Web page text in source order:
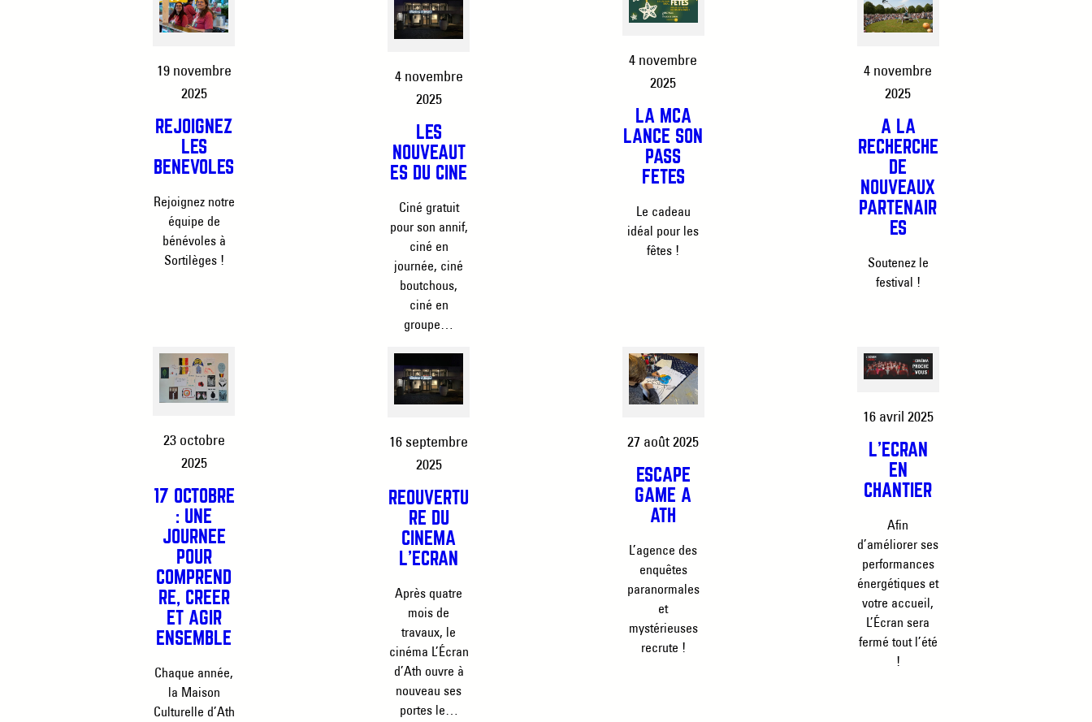
19 novembre
2025
REJOIGNEZ
LES
BÉNÉVOLES
Rejoignez notre
équipe de
bénévoles à
Sortilèges !
4 novembre
2025
LES
NOUVEAUT
ÉS DU CINÉ
Ciné gratuit
pour son annif,
ciné en
journée, ciné
boutchous,
ciné en
groupe…
4 novembre
2025
LA MCA
LANCE SON
PASS
FÊTES
Le cadeau
idéal pour les
fêtes !
4 novembre
2025
À LA
RECHERCHE
DE
NOUVEAUX
PARTENAIR
ES
Soutenez le
festival !
23 octobre
2025
17 OCTOBRE
: UNE
JOURNÉE
POUR
COMPREND
RE, CRÉER
ET AGIR
ENSEMBLE
Chaque année,
la Maison
Culturelle d’Ath
16 septembre
2025
RÉOUVERTU
RE DU
CINÉMA
L’ÉCRAN
Après quatre
mois de
travaux, le
cinéma L’Écran
d’Ath ouvre à
nouveau ses
portes le…
27 août 2025
ESCAPE
GAME À
ATH
L’agence des
enquêtes
paranormales
et
mystérieuses
recrute !
16 avril 2025
L’ÉCRAN
EN
CHANTIER
Afin
d’améliorer ses
performances
énergétiques et
votre accueil,
L’Écran sera
fermé tout l’été
!